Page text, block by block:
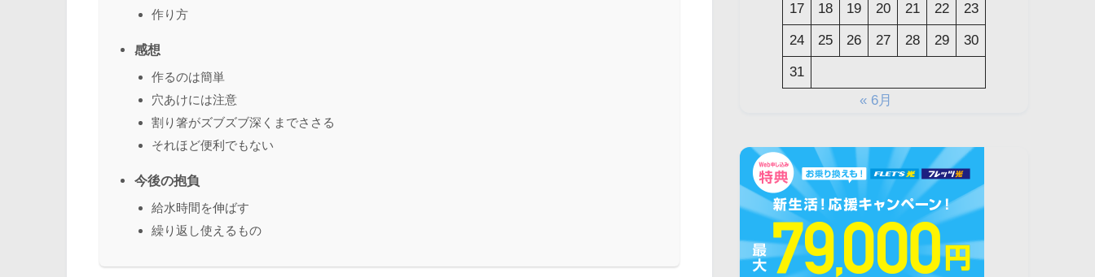
作り方
感想
作るのは簡単
穴あけには注意
割り箸がズブズブ深くまでささる
それほど便利でもない
今後の抱負
給水時間を伸ばす
繰り返し使えるもの
17 18 19 20 21 22 23
24 25 26 27 28 29 30
31
« 6月